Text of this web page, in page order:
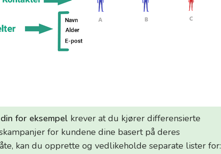
for eksempel krever at du kjører differensierte
for kundene dine basert på deres
kan du opprette og vedlikeholde separate lister for: